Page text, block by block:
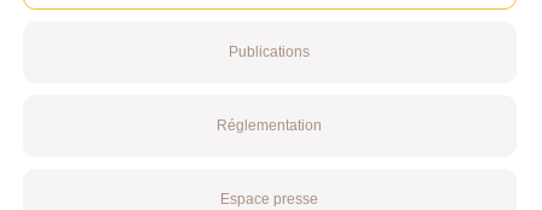
Publications
Réglementation
Espace presse